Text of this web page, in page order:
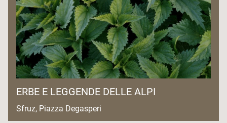
ERBE E LEGGENDE DELLE ALPI
Sfruz, Piazza Degasperi